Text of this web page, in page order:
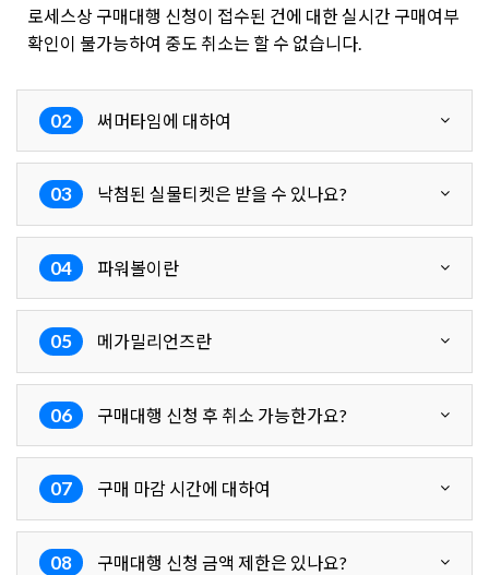
로세스상 구매대행 신청이 접수된 건에 대한 실시간 구매여부
확인이 불가능하여 중도 취소는 할 수 없습니다.
02 써머타임에 대하여
03 낙첨된 실물티켓은 받을 수 있나요?
04 파워볼이란
05 메가밀리언즈란
06 구매대행 신청 후 취소 가능한가요?
07 구매 마감 시간에 대하여
08 구매대행 신청 금액 제한은 있나요?